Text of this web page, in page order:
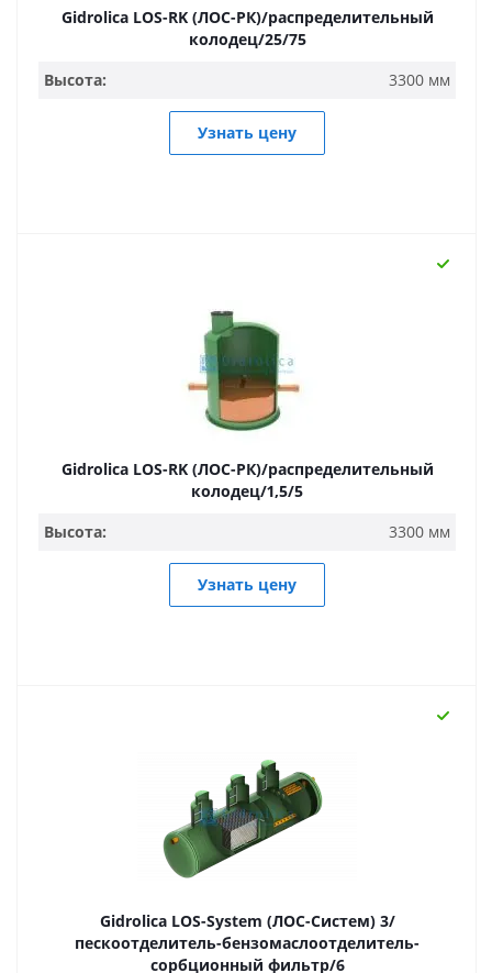
Gidrolica LOS-RK (ЛОС-РК)/распределительный
колодец/25/75
Высота:
3300 мм
Узнать цену
Gidrolica LOS-RK (ЛОС-РК)/распределительный
колодец/1,5/5
Высота:
3300 мм
Узнать цену
Gidrolica LOS-System (ЛОС-Систем) 3/
пескоотделитель-бензомаслоотделитель-
сорбционный фильтр/6